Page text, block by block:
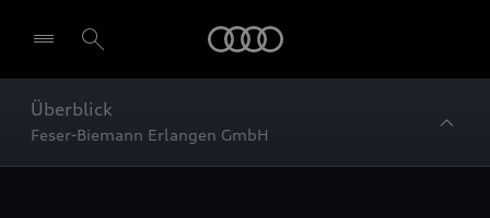
Überblick
Feser-Biemann Erlangen GmbH